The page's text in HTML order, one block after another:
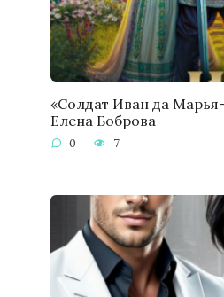
«Солдат Иван да
Елена Боброва
0 7